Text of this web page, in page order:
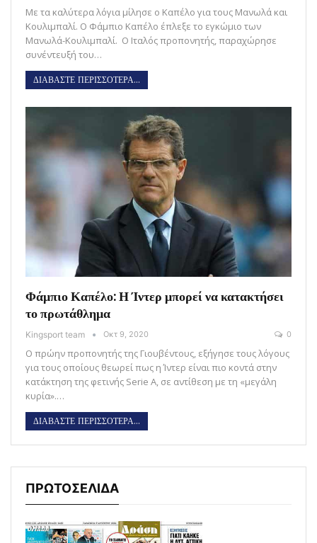
Με τα καλύτερα λόγια μίλησε ο Καπέλο για τους Μανωλά και
Κουλιμπαλί. Ο Φάμπιο Καπέλο έπλεξε το εγκώμιο των
Μανωλά-Κουλιμπαλί. Ο Ιταλός προπονητής, παραχώρησε
συνέντευξή του…
ΔΙΑΒΑΣΤΕ ΠΕΡΙΣΣΟΤΕΡΑ...
Φάμπιο Καπέλο: Η Ίντερ μπορεί να κατακτήσει
το πρωτάθλημα
Kingsport team Οκτ 9, 2020 0
Ο πρώην προπονητής της Γιουβέντους, εξήγησε τους λόγους
για τους οποίους θεωρεί πως η Ίντερ είναι πιο κοντά στην
κατάκτηση της φετινής Serie A, σε αντίθεση με τη «μεγάλη
κυρία».…
ΔΙΑΒΑΣΤΕ ΠΕΡΙΣΣΟΤΕΡΑ...
ΠΡΩΤΟΣΕΛΙΔΑ